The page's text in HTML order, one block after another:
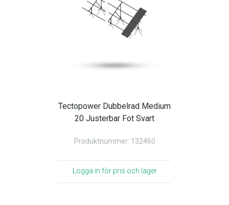
Tectopower Dubbelrad Medium
20 Justerbar Fot Svart
Produktnummer: 132460
Logga in för pris och lager